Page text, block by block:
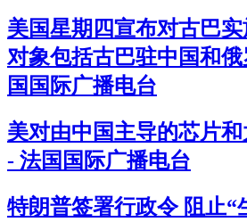
美国星期四宣布对古巴
对象包括古巴驻中国和
国国际广播电台
美对由中国主导的芯片
- 法国国际广播电台
特朗普签署行政令 阻止“